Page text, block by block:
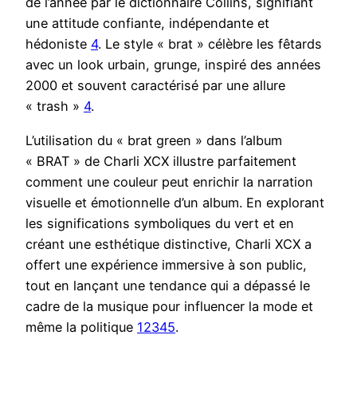
une attitude confiante, indépendante et
hédoniste 4. Le style « brat » célèbre les fêtards
avec un look urbain, grunge, inspiré des années
2000 et souvent caractérisé par une allure
« trash » 4.
L’utilisation du « brat green » dans l’album
« BRAT » de Charli XCX illustre parfaitement
comment une couleur peut enrichir la narration
visuelle et émotionnelle d’un album. En explorant
les significations symboliques du vert et en
créant une esthétique distinctive, Charli XCX a
offert une expérience immersive à son public,
tout en lançant une tendance qui a dépassé le
cadre de la musique pour influencer la mode et
même la politique 12345.